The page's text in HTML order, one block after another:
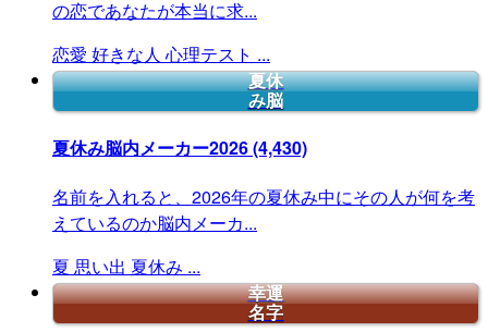
の恋であなたが本当に求...
恋愛 好きな人 心理テスト ...
夏休
み脳
夏休み脳内メーカー2026(4,430)
名前を入れると、2026年の夏休み中にその人が何を考
えているのか脳内メーカ...
夏 思い出 夏休み ...
幸運
名字